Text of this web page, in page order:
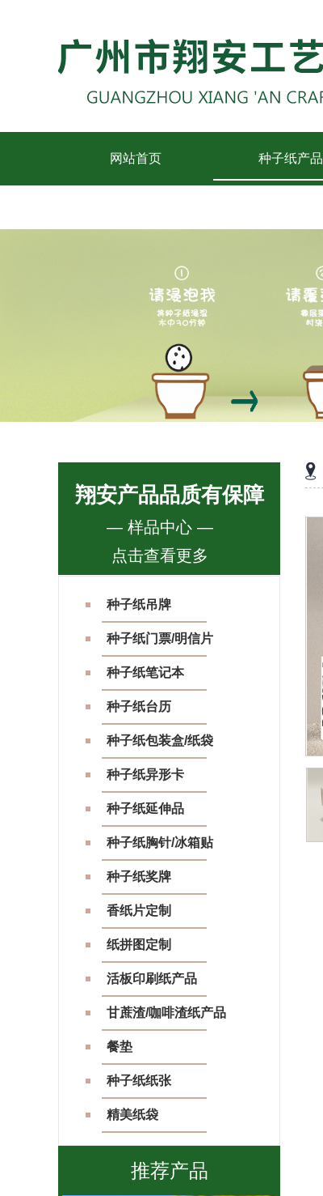
网站首页 种子纸产品
翔安产品品质有保障
— 样品中心 —
点击查看更多
种子纸吊牌
种子纸门票/明信片
种子纸笔记本
种子纸台历
种子纸包装盒/纸袋
种子纸异形卡
种子纸延伸品
种子纸胸针/冰箱贴
种子纸奖牌
香纸片定制
纸拼图定制
活板印刷纸产品
甘蔗渣/咖啡渣纸产品
餐垫
种子纸纸张
精美纸袋
推荐产品